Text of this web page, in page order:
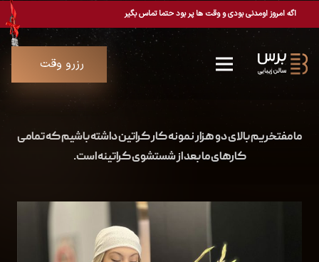
اگه امروز اومدنی بودی و وقت ها پر بود حتما تماس بگیر
رزرو وقت
ما مفتخریم بالای دو هزار نمونه کار کراتین داشته باشیم که تمامی
کارهای ما بعد از شستشوی کراتینه است.